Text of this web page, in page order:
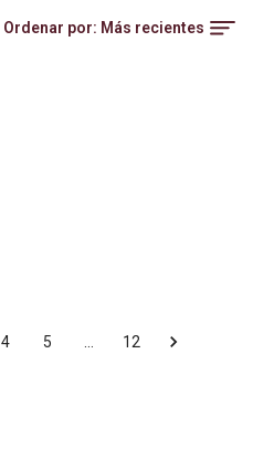
Ordenar por: Más recientes
4 5 12